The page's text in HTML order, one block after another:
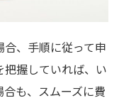
、手順に従って申
握していれば、い
も、スムーズに費